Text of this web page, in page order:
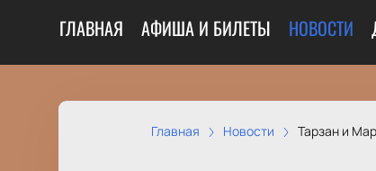
ГЛАВНАЯ АФИША И БИЛЕТЫ НОВОСТИ
Главная Новости Тарзан и